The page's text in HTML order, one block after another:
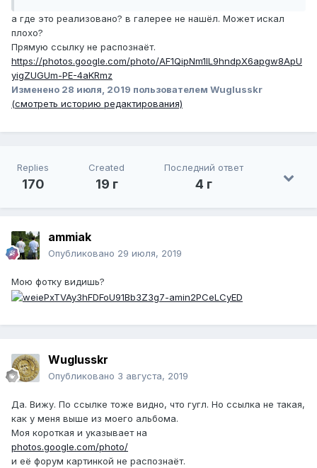
а где это реализовано? в галерее не нашёл. Может искал
плохо?
Прямую ссылку не распознаёт.
https://photos.google.com/photo/AF1QipNm1IL9hndpX6apgw8ApU
yigZUGUm-PE-4aKRmz
Изменено 28 июля, 2019 пользователем Wuglusskr
(смотреть историю редактирования)
Replies
170
Created
19 г
Последний ответ
4 г
ammiak
Опубликовано 29 июля, 2019
Мою фотку видишь?
Wuglusskr
Опубликовано 3 августа, 2019
Да. Вижу. По ссылке тоже видно, что гугл. Но ссылка не такая,
как у меня выше из моего альбома.
Моя короткая и указывает на
photos.google.com/photo/
и её форум картинкой не распознаёт.